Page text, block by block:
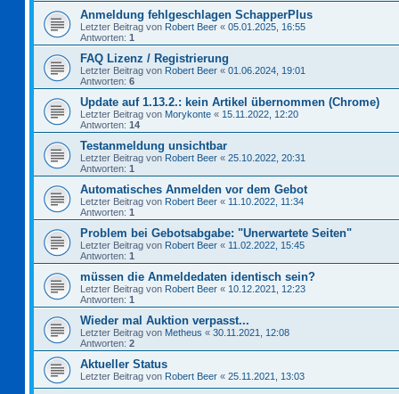
Anmeldung fehlgeschlagen SchapperPlus
Letzter Beitrag von Robert Beer « 05.01.2025, 16:55
Antworten: 1
FAQ Lizenz / Registrierung
Letzter Beitrag von Robert Beer « 01.06.2024, 19:01
Antworten: 6
Update auf 1.13.2.: kein Artikel übernommen (Chrome)
Letzter Beitrag von Morykonte « 15.11.2022, 12:20
Antworten: 14
Testanmeldung unsichtbar
Letzter Beitrag von Robert Beer « 25.10.2022, 20:31
Antworten: 1
Automatisches Anmelden vor dem Gebot
Letzter Beitrag von Robert Beer « 11.10.2022, 11:34
Antworten: 1
Problem bei Gebotsabgabe: "Unerwartete Seiten"
Letzter Beitrag von Robert Beer « 11.02.2022, 15:45
Antworten: 1
müssen die Anmeldedaten identisch sein?
Letzter Beitrag von Robert Beer « 10.12.2021, 12:23
Antworten: 1
Wieder mal Auktion verpasst...
Letzter Beitrag von Metheus « 30.11.2021, 12:08
Antworten: 2
Aktueller Status
Letzter Beitrag von Robert Beer « 25.11.2021, 13:03